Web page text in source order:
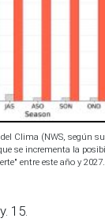
Clima (NWS, según
se incrementa la
entre este año y
15.